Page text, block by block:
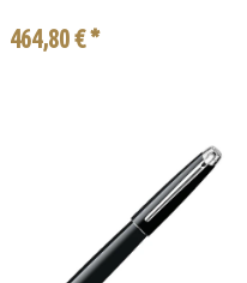
464,80 € *